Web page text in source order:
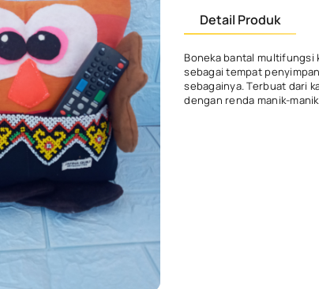
Detail Produk
Boneka bantal multifungsi
sebagai tempat
sebagainya. Terbuat dari
dengan renda manik-